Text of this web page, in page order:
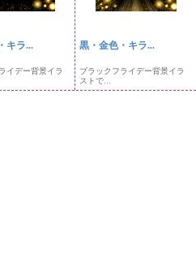
キラ...
イデー背景イラ
黒・金色・キラ...
ブラックフライデー背景イラ
ストで...